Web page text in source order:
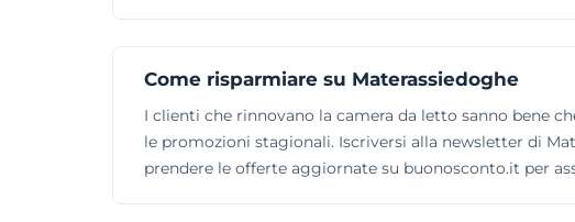
Come risparmiare su Materassiedoghe
I clienti che rinnovano la camera da letto sanno bene
le promozioni stagionali. Iscriversi alla newsletter di
prendere le offerte aggiornate su buonosconto.it per